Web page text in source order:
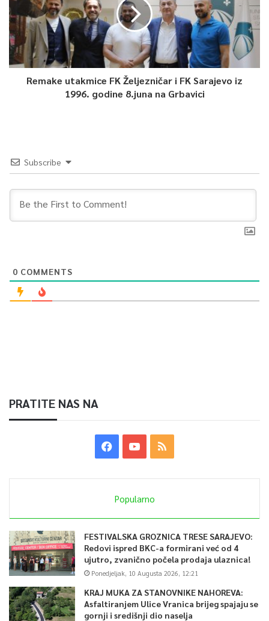
Remake utakmice FK Željezničar i FK Sarajevo iz
1996. godine 8.juna na Grbavici
Subscribe
0 COMMENTS
PRATITE NAS NA
Popularno
FESTIVALSKA GROZNICA TRESE SARAJEVO:
Redovi ispred BKC-a formirani već od 4
ujutro, zvanično počela prodaja ulaznica!
Ponedjeljak, 10 Augusta 2026, 12:21
KRAJ MUKA ZA STANOVNIKE NAHOREVA:
Asfaltiranjem Ulice Vranica brijeg spajaju se
gornji i središnji dio naselja